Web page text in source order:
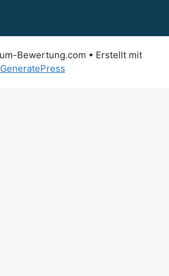
Bewertung.com • Erstellt mit
GeneratePress